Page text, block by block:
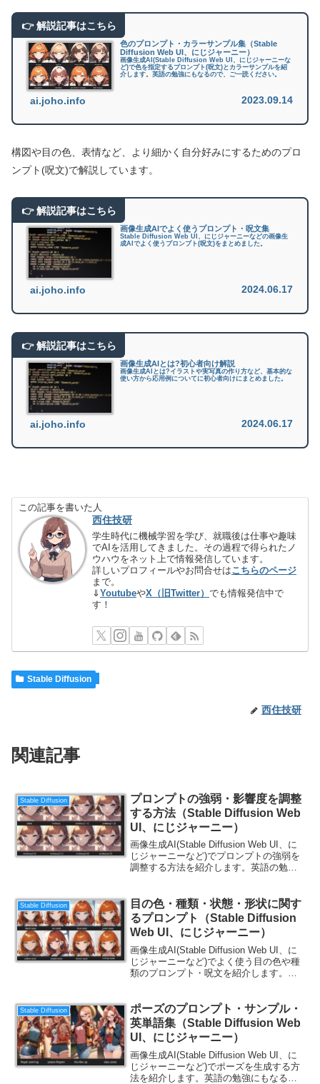
色のプロンプト・カラーサンプル集（Stable
Diffusion Web UI、にじジャーニー）
画像生成AI(Stable Diffusion Web UI、にじジャーニーな
ど)で色を指定するプロンプト(呪文)とカラーサンプルを紹
介します。英語の勉強にもなるので、ご一読ください。
ai.joho.info 2023.09.14
構図や目の色、表情など、より細かく自分好みにするためのプロ
ンプト(呪文)で解説しています。
画像生成AIでよく使うプロンプト・呪文集
Stable Diffusion Web UI、にじジャーニーなどの画像生
成AIでよく使うプロンプト(呪文)をまとめました。
ai.joho.info 2024.06.17
画像生成AIとは?初心者向け解説
画像生成AIとは?イラストや実写真の作り方など、基本的な
使い方から応用例についてに初心者向けにまとめました。
ai.joho.info 2024.06.17
この記事を書いた人
西住技研
学生時代に機械学習を学び、就職後は仕事や趣味
でAIを活用してきました。その過程で得られたノ
ウハウをネット上で情報発信しています。
詳しいプロフィールやお問合せはこちらのページ
まで。
⇓YoutubeやX（旧Twitter）でも情報発信中で
す！
Stable Diffusion
西住技研
関連記事
Stable Diffusion
プロンプトの強弱・影響度を調整
する方法（Stable Diffusion Web
UI、にじジャーニー）
画像生成AI(Stable Diffusion Web UI、に
じジャーニーなど)でプロンプトの強弱を
調整する方法を紹介します。英語の勉強
Stable Diffusion
目の色・種類・状態・形状に関す
るプロンプト（Stable Diffusion
Web UI、にじジャーニー）
画像生成AI(Stable Diffusion Web UI、に
じジャーニーなど)でよく使う目の色や種
類のプロンプト・呪文を紹介します。英
Stable Diffusion
ポーズのプロンプト・サンプル・
英単語集（Stable Diffusion Web
UI、にじジャーニー）
画像生成AI(Stable Diffusion Web UI、に
じジャーニーなど)でポーズを生成する方
法を紹介します。英語の勉強にもなるの